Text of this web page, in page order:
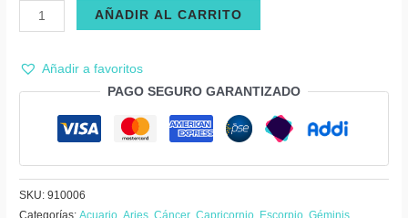
Vela
cubo
cantidad
AÑADIR AL CARRITO
Añadir a favoritos
PAGO SEGURO GARANTIZADO
SKU:910006
Categorías:Acuario ,Aries ,Cáncer ,Capricornio Escorpio ,Géminis